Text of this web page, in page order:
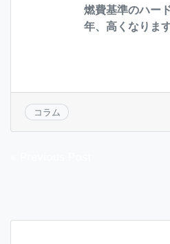
燃費基準のハー
年、高くなります
コラム
ビ